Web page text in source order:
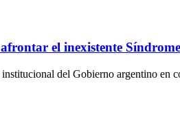
el inexistente
del Gobierno argentino en